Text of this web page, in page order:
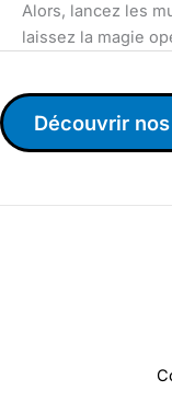
Alors, lancez les
laissez la magie
Découvrir